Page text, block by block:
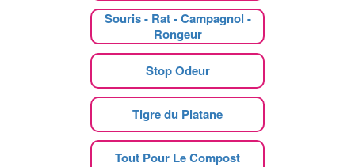
Souris - Rat - Campagnol -
Rongeur
Stop Odeur
Tigre du Platane
Tout Pour Le Compost